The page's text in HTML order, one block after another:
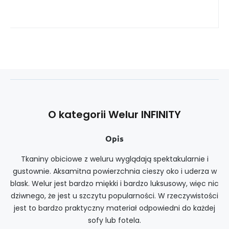
O kategorii Welur INFINITY
Opis
Tkaniny obiciowe z weluru wyglądają spektakularnie i
gustownie. Aksamitna powierzchnia cieszy oko i uderza w
blask. Welur jest bardzo miękki i bardzo luksusowy, więc nic
dziwnego, że jest u szczytu popularności. W rzeczywistości
jest to bardzo praktyczny materiał odpowiedni do każdej
sofy lub fotela.